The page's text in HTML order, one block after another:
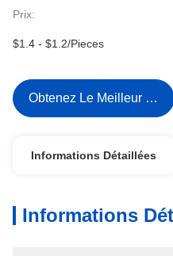
Prix:
$1.4 - $1.2/Pieces
Obtenez Le Meilleur Prix
Informations Détaillées
Informations